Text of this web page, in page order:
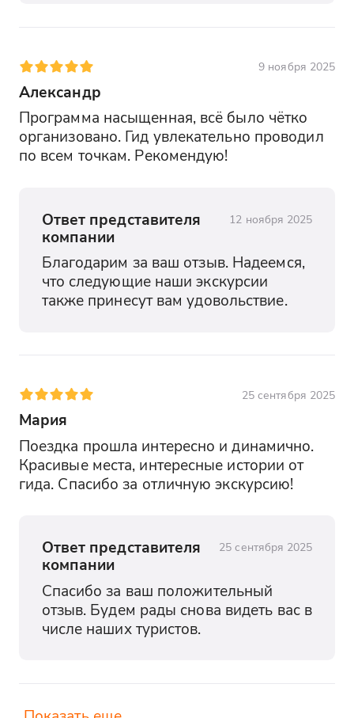
9 ноября 2025
Александр
Программа насыщенная, всё было чётко
организовано. Гид увлекательно проводил
по всем точкам. Рекомендую!
Ответ представителя
компании
12 ноября 2025
Благодарим за ваш отзыв. Надеемся,
что следующие наши экскурсии
также принесут вам удовольствие.
25 сентября 2025
Мария
Поездка прошла интересно и динамично.
Красивые места, интересные истории от
гида. Спасибо за отличную экскурсию!
Ответ представителя
компании
25 сентября 2025
Спасибо за ваш положительный
отзыв. Будем рады снова видеть вас в
числе наших туристов.